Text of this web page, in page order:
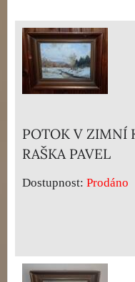
POTOK V ZIMNÍ
RAŠKA PAVEL
Dostupnost: Prodáno